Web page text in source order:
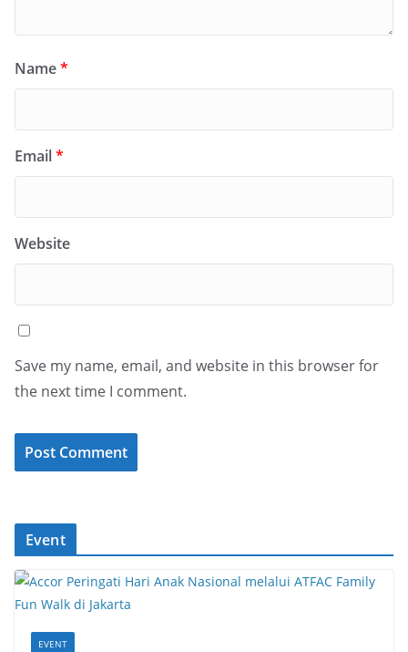
Name*
Email*
Website
Save my name, email, and website in this browser for
the next time I comment.
Event
EVENT